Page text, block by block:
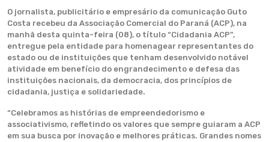
O jornalista, publicitário e empresário da comunicação Guto
Costa recebeu da Associação Comercial do Paraná (ACP), na
manhã desta quinta-feira (08), o título “Cidadania ACP”,
entregue pela entidade para homenagear representantes do
estado ou de instituições que tenham desenvolvido notável
atividade em benefício do engrandecimento e defesa das
instituições nacionais, da democracia, dos princípios de
cidadania, justiça e solidariedade.
“Celebramos as histórias de empreendedorismo e
associativismo, refletindo os valores que sempre guiaram a ACP
em sua busca por inovação e melhores práticas. Grandes nomes